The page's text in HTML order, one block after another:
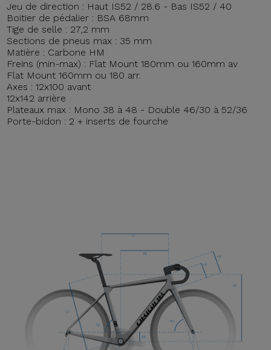
Jeu de direction : Haut IS52 / 28.6 - Bas IS52 / 40
Boitier de pédalier : BSA 68mm
Tige de selle : 27,2 mm
Sections de pneus max : 35 mm
Matière : Carbone HM
Freins (min-max) : Flat Mount 180mm ou 160mm av
Flat Mount 160mm ou 180 arr.
Axes : 12x100 avant
12x142 arrière
Plateaux max : Mono 38 à 48 - Double 46/30 à 52/36
Porte-bidon : 2 + inserts de fourche